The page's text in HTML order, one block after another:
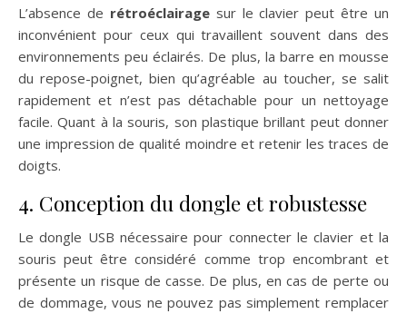
L’absence de rétroéclairagesur le clavier peut être un
inconvénient pour ceux qui travaillent souvent dans des
environnements peu éclairés. De plus, la barre en mousse
du repose-poignet, bien qu’agréable au toucher, se salit
rapidement et n’est pas détachable pour un nettoyage
facile. Quant à la souris, son plastique brillant peut donner
une impression de qualité moindre et retenir les traces de
doigts.
4. Conception du dongle et robustesse
Le dongle USB nécessaire pour connecter le clavier et la
souris peut être considéré comme trop encombrant et
présente un risque de casse. De plus, en cas de perte ou
de dommage, vous ne pouvez pas simplement remplacer